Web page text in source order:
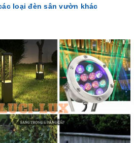
loại đèn sân vườn khác